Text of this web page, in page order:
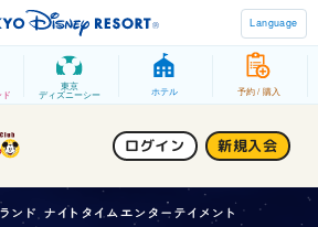
Language
東京
ディズニーシー ホテル 予約 / 購入
ログイン 新規入会